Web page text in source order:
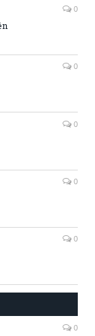
0
0
0
0
0
0